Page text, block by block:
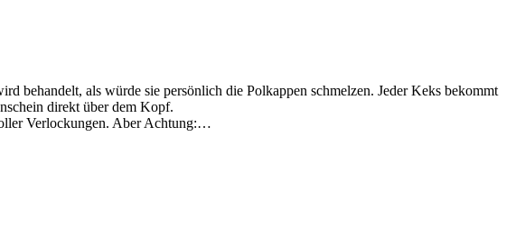
behandelt, als würde sie persönlich die Polkappen schmelzen. Jeder Keks bekommt
direkt über dem Kopf.
Verlockungen. Aber Achtung:…